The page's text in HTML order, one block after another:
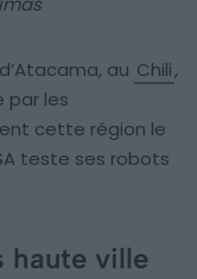
au Chili,
par les
cette région le
teste ses robots
haute ville